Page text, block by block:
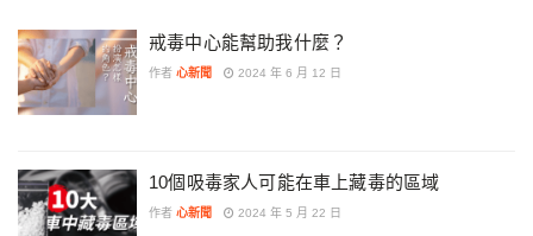
戒毒中心能幫助我什麼？
作者 心新聞 2024 年 6 月 12 日
10個吸毒家人可能在車上藏毒的區域
作者 心新聞 2024 年 5 月 22 日